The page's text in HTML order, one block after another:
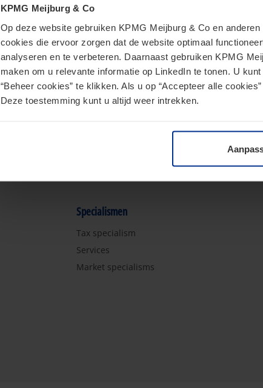
KPMG Meijburg & Co
Op deze website gebruiken KPMG Meijburg & Co en
cookies die ervoor zorgen dat de website optimaal
analyseren en te verbeteren. Daarnaast gebruiken KPMG
maken om u relevante informatie op LinkedIn te tonen. U
“Beheer cookies” te klikken. Als u op “Accepteer alle
Deze toestemming kunt u altijd weer intrekken.
Specialismen
Tax specialism
Services
Market specialisms